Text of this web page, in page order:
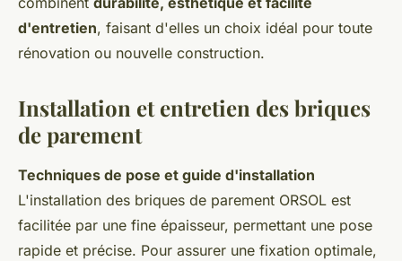
d'entretien, faisant d'elles un choix idéal pour toute
rénovation ou nouvelle construction.
Installation et entretien des briques
de parement
Techniques de pose et guide d'installation
L'installation des briques de parement ORSOL est
facilitée par une fine épaisseur, permettant une pose
rapide et précise. Pour assurer une fixation optimale,